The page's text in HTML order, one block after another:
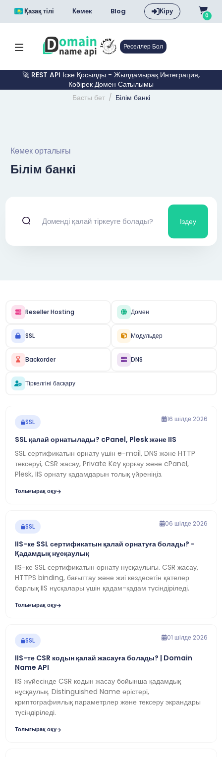
Қазақ тілі Көмек Blog Кіру 0
Реселлер Бол
🚀 REST API Іске Қосылды - Жылдамырақ Интеграция,
Көбірек Домен Сатылымы
Басты бет
Білім банкі
Көмек орталығы
Білім банкі
Іздеу
Reseller Hosting Домен
SSL Модульдер
Backorder DNS
Тіркелгіні басқару
SSL 16 шілде 2026
SSL қалай орнатылады? cPanel, Plesk және IIS
SSL сертификатын орнату үшін e-mail, DNS және HTTP
тексеруі, CSR жасау, Private Key қорғау және cPanel,
Plesk, IIS орнату қадамдарын толық үйреніңіз.
Толығырақ оқу
SSL 06 шілде 2026
IIS-ке SSL сертификатын қалай орнатуға болады? -
Қадамдық нұсқаулық
IIS-ке SSL сертификатын орнату нұсқаулығы. CSR жасау,
HTTPS binding, бағыттау және жиі кездесетін қателер
барлық IIS нұсқалары үшін қадам-қадам түсіндіріледі.
Толығырақ оқу
SSL 01 шілде 2026
IIS-те CSR кодын қалай жасауға болады? | Domain
Name API
IIS жүйесінде CSR кодын жасау бойынша қадамдық
нұсқаулық. Distinguished Name өрістері,
криптографиялық параметрлер және тексеру экрандары
түсіндіріледі.
Толығырақ оқу